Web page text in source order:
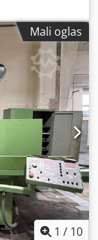
stola do
MK5 -
-Columns: Ø
uređaja -
površina: 920
Mali oglas
1 / 10